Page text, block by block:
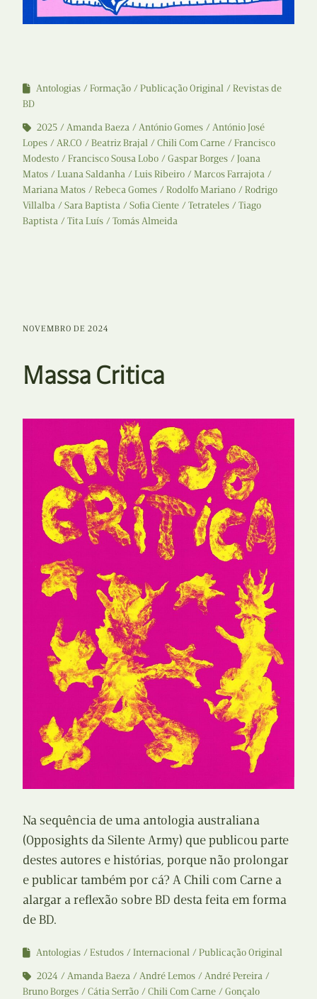
Antologias Formação Publicação Original
Revistas de
BD
2025
Amanda Baeza António Gomes
António José
Lopes
AR.CO Beatriz Brajal Chili Com Carne
Francisco
Modesto
Francisco Sousa Lobo Gaspar Borges
Joana
Matos
Luana Saldanha Luis Ribeiro
Marcos Farrajota
Mariana Matos
Rebeca Gomes Rodolfo Mariano
Rodrigo
Villalba
Sara Baptista Sofia Ciente Tetrateles
Tiago
Baptista
Tita Luís Tomás Almeida
NOVEMBRO DE 2024
Massa Critica
Na sequência de uma antologia australiana
(Opposights da Silente Army) que publicou parte
destes autores e histórias, porque não prolongar
e publicar também por cá? A Chili com Carne a
alargar a reflexão sobre BD desta feita em forma
de BD.
Antologias Estudos Internacional
Publicação Original
2024
Amanda Baeza André Lemos
André Pereira
Bruno Borges
Cátia Serrão Chili Com Carne
Gonçalo